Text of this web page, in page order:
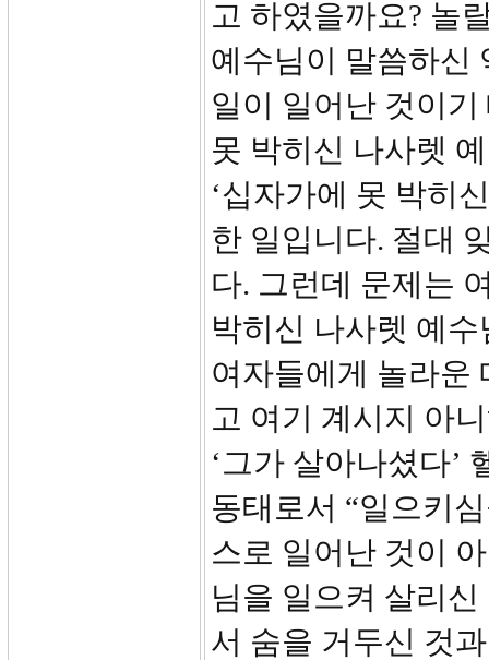
고 하였을까요? 놀
예수님이 말씀하신
일이 일어난 것이
못 박히신 나사렛
‘십자가에 못 박히
한 일입니다. 절대
다. 그런데 문제는
박히신 나사렛 예
여자들에게 놀라운
고 여기 계시지 아
‘그가 살아나셨다’
동태로서 “일으키
스로 일어난 것이
님을 일으켜 살리
서 숨을 거두신 것